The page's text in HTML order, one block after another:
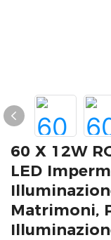
60 X 12W
LED
Matrimoni,